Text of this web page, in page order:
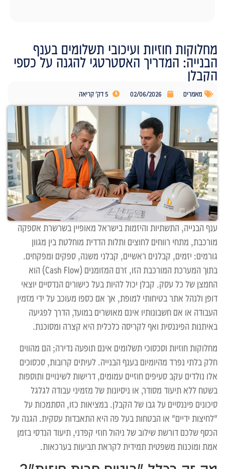
מחלוקות חוזיות ועיכובי תשלומים בענף
הבנייה: המדריך האסטרטגי להגנה על כספי
הקבלן
מאמרים 02/06/2026 5 דק' קריאה
ענף הבנייה, התשתיות והיזמות בישראל מאופיין בשרשרת אספקה
מורכבת, מתחי רווחים לחוצים ותלות הדדית מוחלטת בין מגוון
גורמים: יזמים, קבלנים ראשיים, קבלני משנה, ספקים ומפקחים.
בתוך המערכת המורכבת הזו, זרם המזומנים (Cash Flow) הוא
החמצן של כל עסק. קבלן יכול להיות בעל כישורים הנדסיים יוצאי
דופן ולנהל אתר בטיחותי למופת, אך אם כספו מעוכב על ידי מזמין
העבודה או אם חשבונותיו אינם מאושרים במועד, הדרך לפגיעה
באיתנות הפיננסית ואף לקריסה כלכלית היא קצרה ומסוכנת.
מחלוקות חוזיות וסכסוכי תשלומים אינם תופעה נדירה; הם מהווים
חלק בלתי נפרד מהיומיום בענף הבנייה. לעיתים קרובות, סכסוכים
אלו נולדים עקב סעיפים חוזיים עמומים, דרישות לשינויים ותוספות
בשטח ללא תיעוד מסודר, או ניסיונות של מזמיני עבודה לגלגל
סיכונים פיננסיים על גבו של הקבלן. במציאות כזו, הסתמכות על
"לחיצות ידיים" או הבטחות בעל פה היא התאבדות עסקית. הגנה על
הכסף שלכם דורשת שילוב של ניהול חוזי קפדני, תיעוד הנדסי בזמן
אמת ומוכנות משפטית תמידית לקראת תביעות בערכאות.